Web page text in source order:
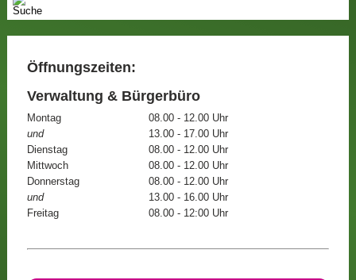
Öffnungszeiten:
Verwaltung & Bürgerbüro
Montag
08.00 - 12.00 Uhr
und
13.00 - 17.00 Uhr
Dienstag
08.00 - 12.00 Uhr
Mittwoch
08.00 - 12.00 Uhr
Donnerstag
08.00 - 12.00 Uhr
und
13.00 - 16.00 Uhr
Freitag
08.00 - 12:00 Uhr